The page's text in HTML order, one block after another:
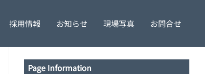
会社情報 沿革
特定更新工事 土木工事
採用情報
社員の声 募集要項
お知らせ 現場写真 お問合せ
Page Information